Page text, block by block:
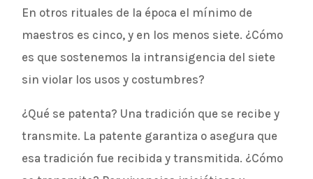
En otros rituales de la época el mínimo de
maestros es cinco, y en los menos siete. ¿Cómo
es que sostenemos la intransigencia del siete
sin violar los usos y costumbres?
¿Qué se patenta? Una tradición que se recibe y
transmite. La patente garantiza o asegura que
esa tradición fue recibida y transmitida. ¿Cómo